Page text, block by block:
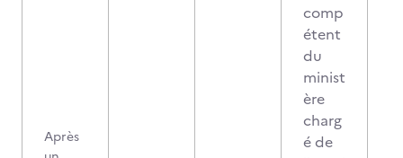
Après
comp
étent
du
minist
ère
charg
é de